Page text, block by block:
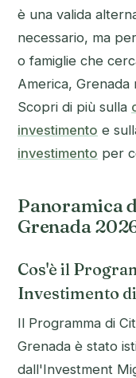
è una valida
necessario, ma
o famiglie che
America, Grenada
Scopri di più sulla
investimento e
investimento per
Panoramica
Grenada
Cos'è il
Investimento
Il Programma di
Grenada è stato
dall'Investment